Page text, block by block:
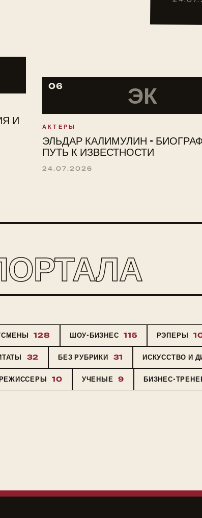
И
06 ЭК
АКТЕРЫ
ЭЛЬДАР КАЛИМУЛИН -
ПУТЬ К ИЗВЕСТНОСТИ
24.07.2026
128 ШОУ-БИЗНЕС 115 РЭПЕРЫ
32 БЕЗ РУБРИКИ 31 ИСКУССТВО И
10 УЧЕНЫЕ 9 БИЗНЕС-